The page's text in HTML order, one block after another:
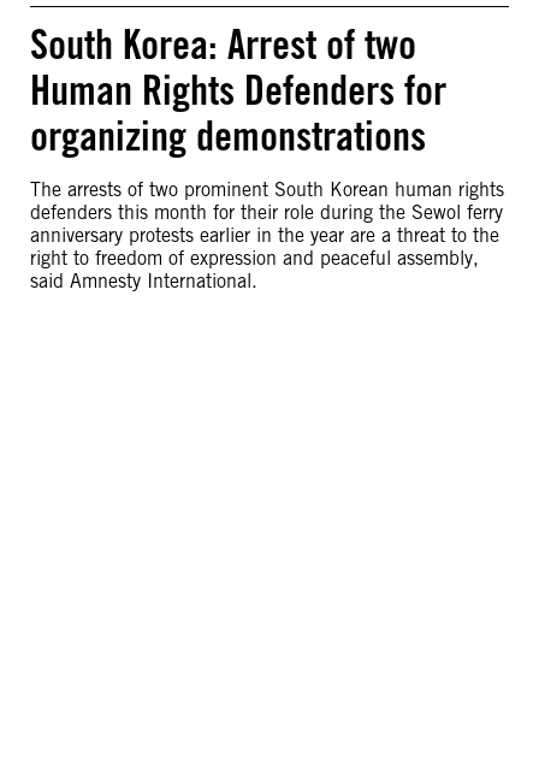
South Korea: Arrest of two
Human Rights Defenders for
organizing demonstrations
The arrests of two prominent South Korean human rights
defenders this month for their role during the Sewol ferry
anniversary protests earlier in the year are a threat to the
right to freedom of expression and peaceful assembly,
said Amnesty International.